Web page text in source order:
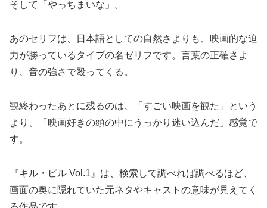
そして「やっちまいな」。
あのセリフは、日本語としての自然さよりも、映画的な迫
力が勝っているタイプの名ゼリフです。言葉の正確さよ
り、音の強さで殴ってくる。
観終わったあとに残るのは、「すごい映画を観た」という
より、「映画好きの頭の中にうっかり迷い込んだ」感覚で
す。
『キル・ビル Vol.1』は、検索して調べれば調べるほど、
画面の奥に隠れていた元ネタやキャストの意味が見えてく